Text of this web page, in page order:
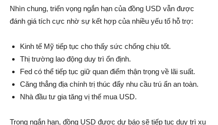
Nhìn chung, triển vọng ngắn hạn của đồng USD vẫn được
đánh giá tích cực nhờ sự kết hợp của nhiều yếu tố hỗ trợ:
Kinh tế Mỹ tiếp tục cho thấy sức chống chịu tốt.
Thị trường lao động duy trì ổn định.
Fed có thể tiếp tục giữ quan điểm thận trọng về lãi suất.
Căng thẳng địa chính trị thúc đẩy nhu cầu trú ẩn an toàn.
Nhà đầu tư gia tăng vị thế mua USD.
Trong ngắn hạn, đồng USD được dự báo sẽ tiếp tục duy trì xu